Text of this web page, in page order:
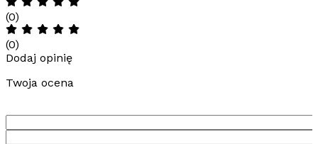
(0)
(0)
Dodaj opinię
Twoja ocena